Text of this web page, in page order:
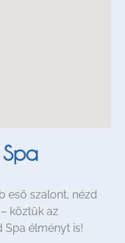
Spa
eső szalont, nézd
köztük az
Spa élményt is!